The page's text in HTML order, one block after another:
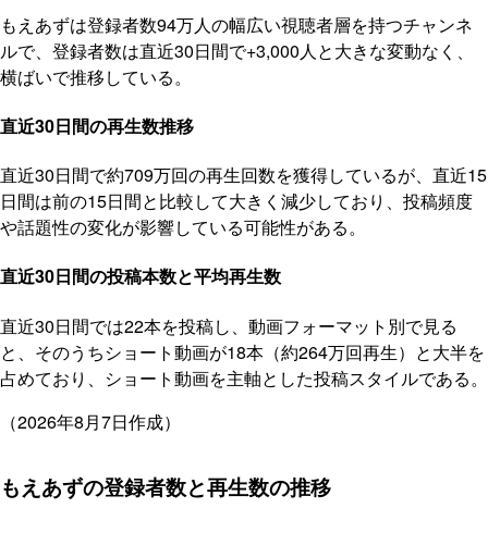
もえあずは登録者数94万人の幅広い視聴者層を持つチャンネ
ルで、登録者数は直近30日間で+3,000人と大きな変動なく、
横ばいで推移している。
直近30日間の再生数推移
直近30日間で約709万回の再生回数を獲得しているが、直近15
日間は前の15日間と比較して大きく減少しており、投稿頻度
や話題性の変化が影響している可能性がある。
直近30日間の投稿本数と平均再生数
直近30日間では22本を投稿し、動画フォーマット別で見る
と、そのうちショート動画が18本（約264万回再生）と大半を
占めており、ショート動画を主軸とした投稿スタイルである。
（2026年8月7日作成）
もえあずの登録者数と再生数の推移